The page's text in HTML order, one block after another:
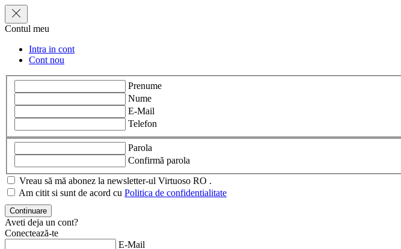
Contul meu
Intra in cont
Cont nou
Prenume
Nume
E-Mail
Telefon
Parola
Confirmă parola
Vreau să mă abonez la newsletter-ul Virtuoso RO .
Am citit si sunt de acord cu Politica de confidentialitate
Aveti deja un cont?
Conectează-te
E-Mail